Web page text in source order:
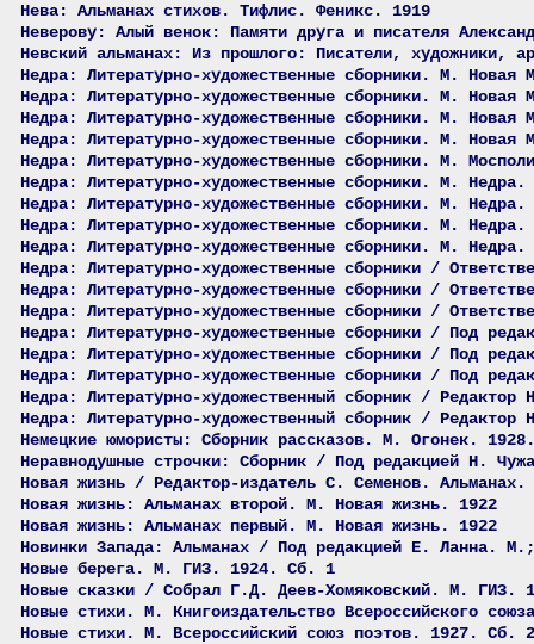
Нева: Альманах стихов. Тифлис. Феникс. 1919
Неверову: Алый венок: Памяти друга и писателя
Невский альманах: Из прошлого: Писатели, художники,
Недра: Литературно-художественные сборники. М.
Недра: Литературно-художественные сборники. М.
Недра: Литературно-художественные сборники. М.
Недра: Литературно-художественные сборники. М.
Недра: Литературно-художественные сборники. М.
Недра: Литературно-художественные сборники. М.
Недра: Литературно-художественные сборники. М.
Недра: Литературно-художественные сборники. М.
Недра: Литературно-художественные сборники. М.
Недра: Литературно-художественные сборники /
Недра: Литературно-художественные сборники /
Недра: Литературно-художественные сборники /
Недра: Литературно-художественные сборники / Под
Недра: Литературно-художественные сборники / Под
Недра: Литературно-художественные сборники / Под
Недра: Литературно-художественный сборник /
Недра: Литературно-художественный сборник /
Немецкие юмористы: Сборник рассказов. М. Огонек.
Неравнодушные строчки: Сборник / Под редакцией Н.
Новая жизнь / Редактор-издатель С. Семенов.
Новая жизнь: Альманах второй. М. Новая жизнь. 1922
Новая жизнь: Альманах первый. М. Новая жизнь. 1922
Новинки Запада: Альманах / Под редакцией Е. Ланна.
Новые берега. М. ГИЗ. 1924. Сб. 1
Новые сказки / Собрал Г.Д. Деев-Хомяковский. М. ГИЗ.
Новые стихи. М. Книгоиздательство Всероссийского
Новые стихи. М. Всероссийский союз поэтов. 1927. Сб. 2